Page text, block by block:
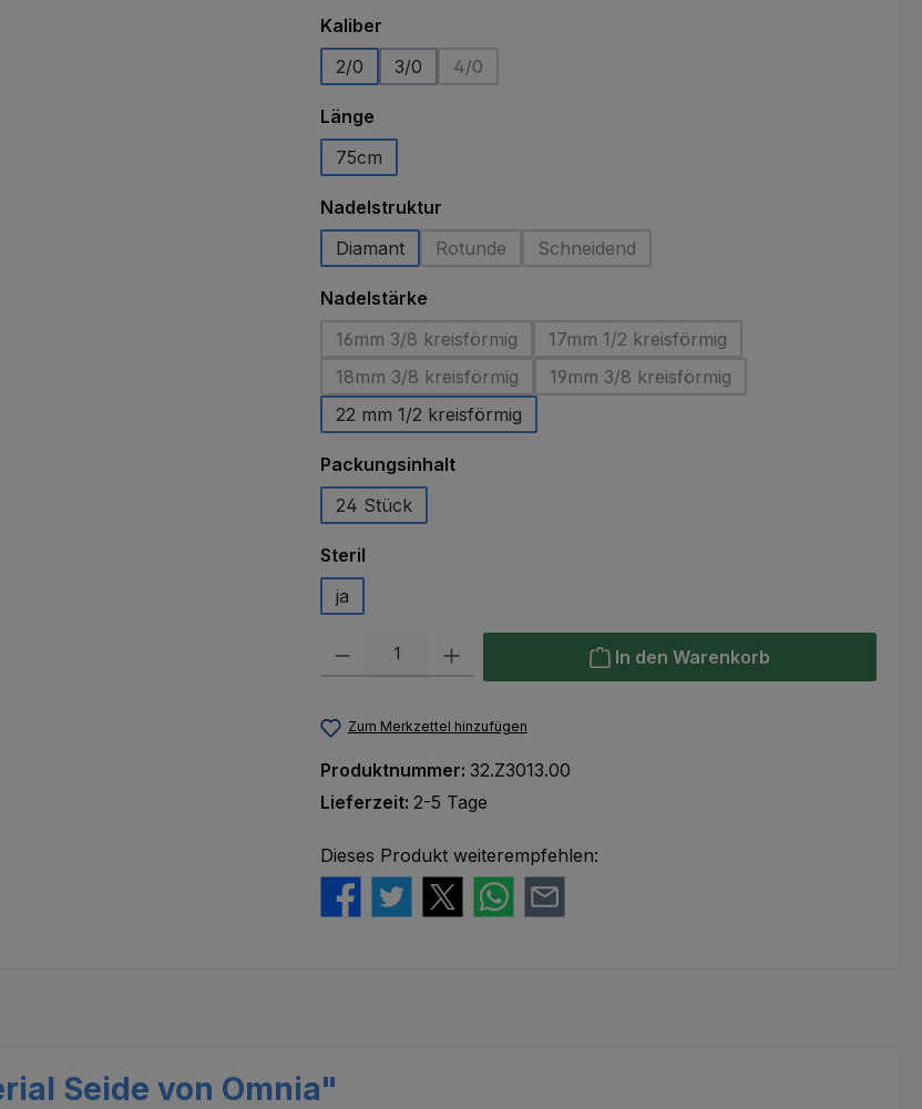
Kaliberauswählen
2/0
3/0 4/0
(Diese Option ist zurzeit nicht verfügbar.)
Längeauswählen
75cm
Nadelstrukturauswählen
Diamant
Rotunde
(Diese Option ist zurzeit nicht verfügbar.)
Schneidend
(Diese Option ist zurzeit nicht verfügbar.)
Nadelstärkeauswählen
16mm 3/8 kreisförmig
(Diese Option ist zurzeit nicht verfügbar.)
17mm 1/2 kreisförmig
(Diese Option ist zurzeit nicht
18mm 3/8 kreisförmig
(Diese Option ist zurzeit nicht verfügbar.)
19mm 3/8 kreisförmig
(Diese Option ist zurzeit nicht
22 mm 1/2 kreisförmig
Packungsinhaltauswählen
24 Stück
Sterilauswählen
ja
Produkt Anzahl: Gib den gewünschten Wert ein oder benutze die Schaltflächen
In den Warenkorb
Zum Merkzettel hinzufügen
Produktnummer: 32.Z3013.00
Lieferzeit: 2-5 Tage
Dieses Produkt weiterempfehlen:
Seide von Omnia"